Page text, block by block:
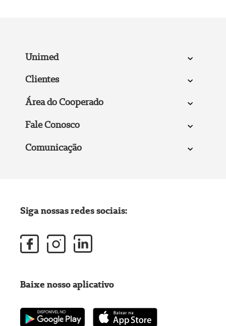
Unimed
Clientes
Área do Cooperado
Fale Conosco
Comunicação
Siga nossas redes sociais:
Baixe nosso aplicativo